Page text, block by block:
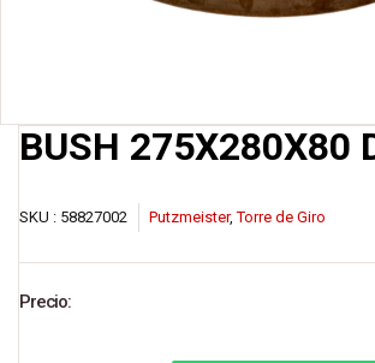
BUSH 275X280X80
SKU : 58827002 Putzmeister,Torre de Giro
Precio: